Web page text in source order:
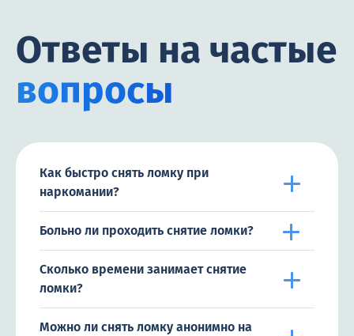
Ответы на частые
вопросы
Как быстро снять ломку при
наркомании?
Больно ли проходить снятие ломки?
Сколько времени занимает снятие
ломки?
Можно ли снять ломку анонимно на